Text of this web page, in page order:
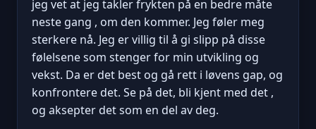
jeg vet at jeg takler frykten på en bedre måte
neste gang , om den kommer. Jeg føler meg
sterkere nå. Jeg er villig til å gi slipp på disse
følelsene som stenger for min utvikling og
vekst. Da er det best og gå rett i løvens gap, og
konfrontere det. Se på det, bli kjent med det ,
og aksepter det som en del av deg.